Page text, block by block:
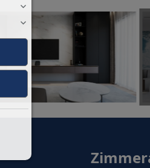
Es werden
Sie können Ihre
Cookie-